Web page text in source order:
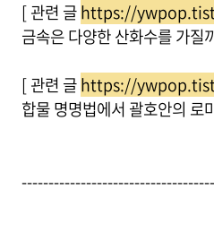
[ 관련 글https://
금속은 다양한 산화수를 가질
[ 관련 글https://
합물 명명법에서 괄호안의 로